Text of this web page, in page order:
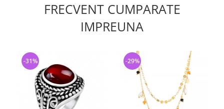
FRECVENT CUMPARATE
IMPREUNA
-31% -29%